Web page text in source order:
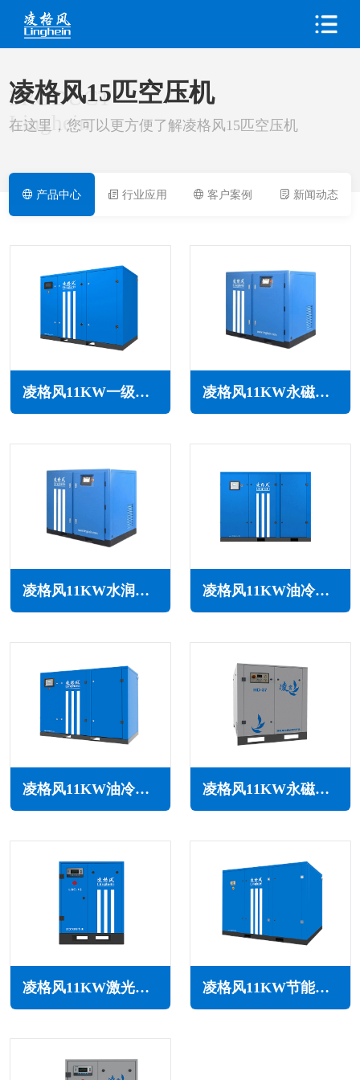
PRODUCT
Linghein
凌格风15匹空压机
在这里，您可以更方便了解凌格风15匹空压机
产品中心 行业应用 客户案例 新闻动态
凌格风11KW一级能效永磁变频空压机LCH系列 凌格风11KW永磁变频无油水润滑空压机LSW PM系列
凌格风11KW水润滑无油空压机LSW系列 凌格风11KW油冷永磁变频空压机LOH系列
凌格风11KW油冷永磁变频空压机LSH系列 凌格风11KW永磁变频空压机HD系列
凌格风11KW激光切割专用空压机LSC系列 凌格风11KW节能空压机LS系列